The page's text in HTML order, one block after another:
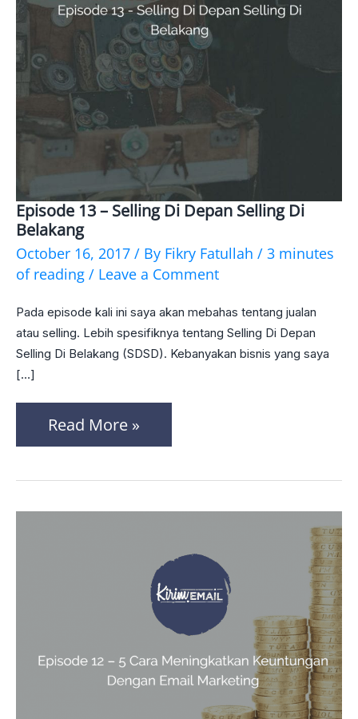
Episode 13 – Selling Di Depan Selling Di
Belakang
October 16, 2017 / By Fikry Fatullah / 3 minutes
of reading / Leave a Comment
Pada episode kali ini saya akan mebahas tentang jualan
atau selling. Lebih spesifiknya tentang Selling Di Depan
Selling Di Belakang (SDSD). Kebanyakan bisnis yang saya
[…]
Episode
13
–
Di
Depan
Read More »